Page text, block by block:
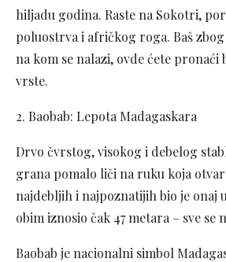
hiljadu godina. Raste na Sokotri,
poluostrva i afričkog roga. Baš
na kom se nalazi, ovde ćete pronaći
vrste.
2. Baobab: Lepota Madagaskara
Drvo čvrstog, visokog i debelog
grana pomalo liči na ruku koja
najdebljih i najpoznatijih bio je onaj
obim iznosio čak 47 metara – sve se
Baobab je nacionalni simbol